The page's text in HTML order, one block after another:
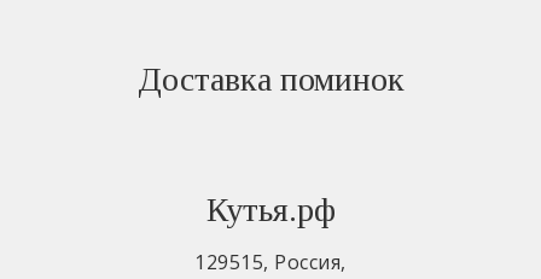
Доставка поминок
Кутья.рф
129515, Россия,